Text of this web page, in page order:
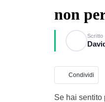
non
Scritto
Condividi
Se hai sentito